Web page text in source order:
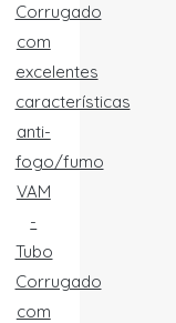
VAM
-
Tubo
Corrugado
com